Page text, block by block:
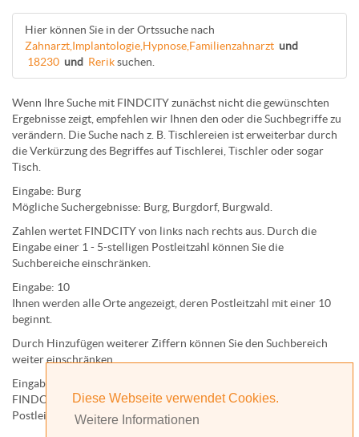
Diese Webseite verwendet Cookies.
Weitere Informationen
Hier können Sie in der Ortssuche nach
Zahnarzt,Implantologie,Hypnose,Familienzahnarzt und
18230 und Reriksuchen.
Wenn Ihre Suche mit FINDCITY zunächst nicht die gewünschten
Ergebnisse zeigt, empfehlen wir Ihnen den oder die Suchbegriffe zu
verändern. Die Suche nach z. B. Tischlereien ist erweiterbar durch
die Verkürzung des Begriffes aufTischlerei Tischleroder sogar
Tisch
Eingabe: Burg
Mögliche Suchergebnisse: Burg Burgdorf, Burgwald.
Zahlen wertet FINDCITY von links nach rechts aus. Durch die
Eingabe einer 1 - 5-stelligen Postleitzahl können Sie die
Suchbereiche einschränken.
Eingabe: 10
Ihnen werden alle Orteangezeigt, deren Postleitzahl mit einer 10
beginnt.
Durch Hinzufügen weiterer Ziffern können Sie den Suchbereich
weiter einschränken.
Eingabe:
FINDCITY präsentiert Ihnen ausschließlich die zu dieser
Postleitzahl gehörende Kommune; in diesem Fall Berlin.